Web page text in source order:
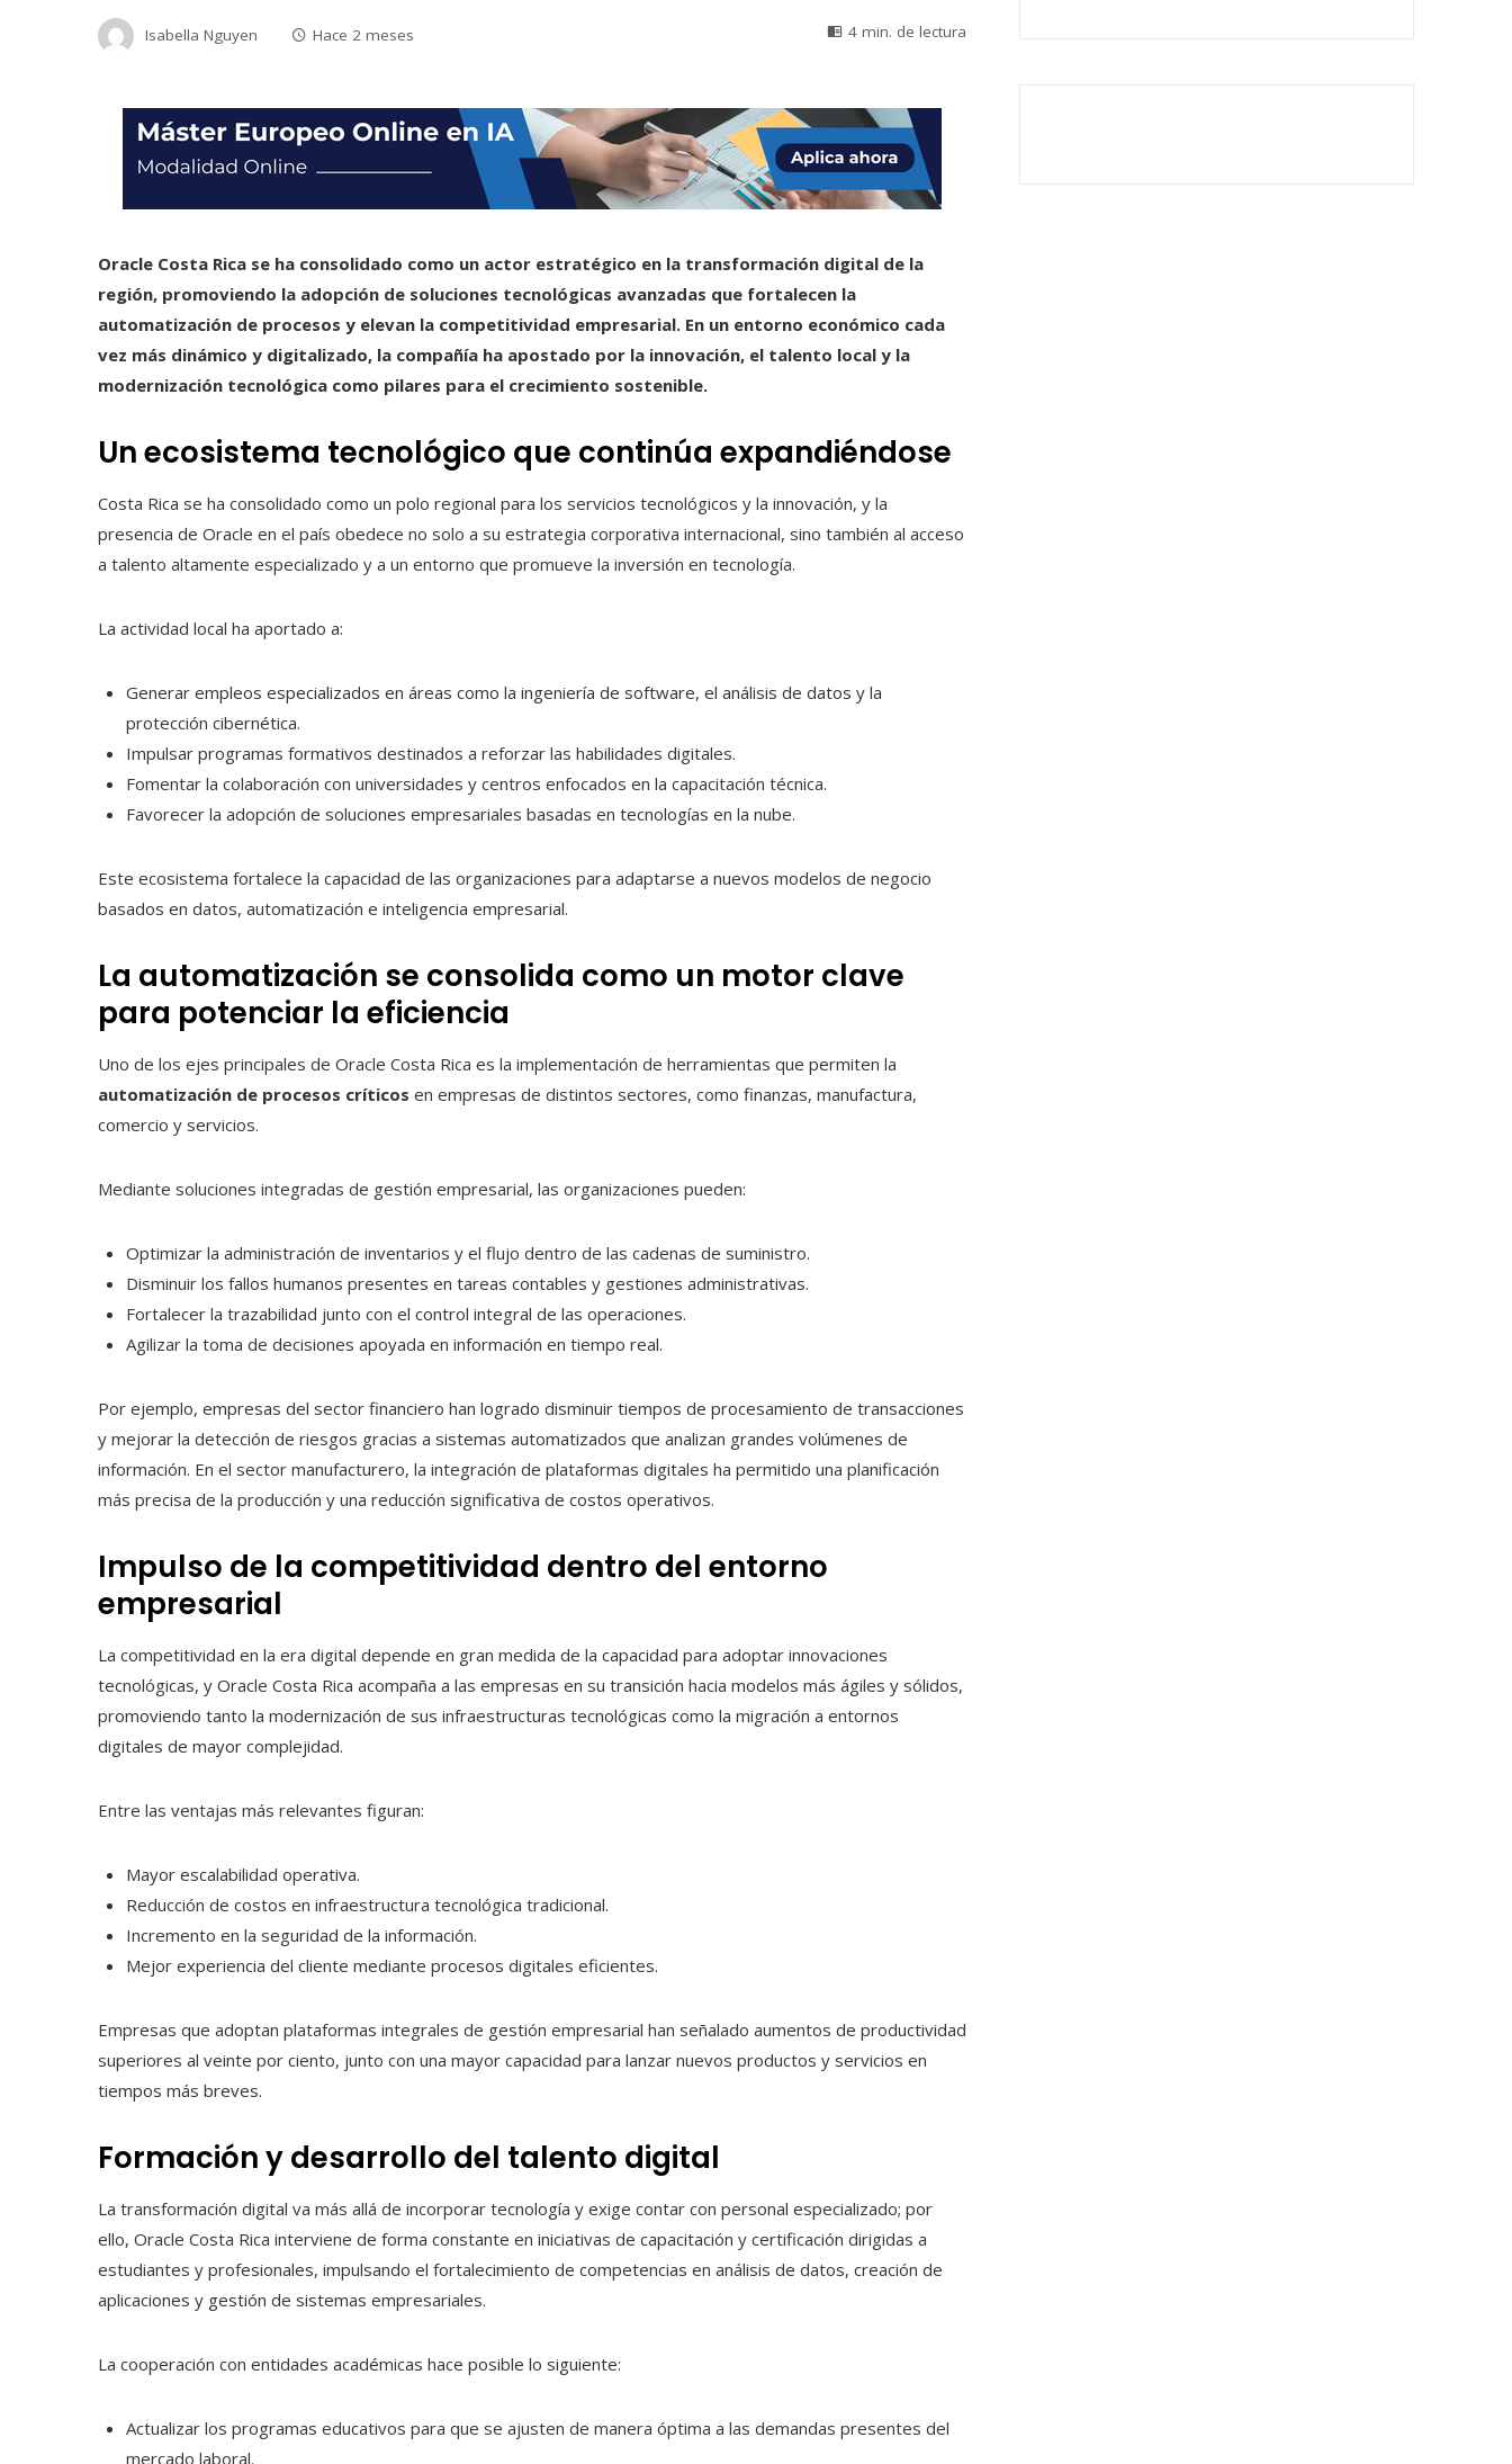
Isabella Nguyen Hace 2 meses 4 min. de lectura
Oracle Costa Rica se ha consolidado como un actor estratégico en la transformación digital de la
región, promoviendo la adopción de soluciones tecnológicas avanzadas que fortalecen la
automatización de procesos y elevan la competitividad empresarial. En un entorno económico cada
vez más dinámico y digitalizado, la compañía ha apostado por la innovación, el talento local y la
modernización tecnológica como pilares para el crecimiento sostenible.
Un ecosistema tecnológico que continúa expandiéndose
Costa Rica se ha consolidado como un polo regional para los servicios tecnológicos y la innovación, y la
presencia de Oracle en el país obedece no solo a su estrategia corporativa internacional, sino también al acceso
a talento altamente especializado y a un entorno que promueve la inversión en tecnología.
La actividad local ha aportado a:
Generar empleos especializados en áreas como la ingeniería de software, el análisis de datos y la
protección cibernética.
Impulsar programas formativos destinados a reforzar las habilidades digitales.
Fomentar la colaboración con universidades y centros enfocados en la capacitación técnica.
Favorecer la adopción de soluciones empresariales basadas en tecnologías en la nube.
Este ecosistema fortalece la capacidad de las organizaciones para adaptarse a nuevos modelos de negocio
basados en datos, automatización e inteligencia empresarial.
La automatización se consolida como un motor clave
para potenciar la eficiencia
Uno de los ejes principales de Oracle Costa Rica es la implementación de herramientas que permiten la
automatización de procesos críticos en empresas de distintos sectores, como finanzas, manufactura,
comercio y servicios.
Mediante soluciones integradas de gestión empresarial, las organizaciones pueden:
Optimizar la administración de inventarios y el flujo dentro de las cadenas de suministro.
Disminuir los fallos humanos presentes en tareas contables y gestiones administrativas.
Fortalecer la trazabilidad junto con el control integral de las operaciones.
Agilizar la toma de decisiones apoyada en información en tiempo real.
Por ejemplo, empresas del sector financiero han logrado disminuir tiempos de procesamiento de transacciones
y mejorar la detección de riesgos gracias a sistemas automatizados que analizan grandes volúmenes de
información. En el sector manufacturero, la integración de plataformas digitales ha permitido una planificación
más precisa de la producción y una reducción significativa de costos operativos.
Impulso de la competitividad dentro del entorno
empresarial
La competitividad en la era digital depende en gran medida de la capacidad para adoptar innovaciones
tecnológicas, y Oracle Costa Rica acompaña a las empresas en su transición hacia modelos más ágiles y sólidos,
promoviendo tanto la modernización de sus infraestructuras tecnológicas como la migración a entornos
digitales de mayor complejidad.
Entre las ventajas más relevantes figuran:
Mayor escalabilidad operativa.
Reducción de costos en infraestructura tecnológica tradicional.
Incremento en la seguridad de la información.
Mejor experiencia del cliente mediante procesos digitales eficientes.
Empresas que adoptan plataformas integrales de gestión empresarial han señalado aumentos de productividad
superiores al veinte por ciento, junto con una mayor capacidad para lanzar nuevos productos y servicios en
tiempos más breves.
Formación y desarrollo del talento digital
La transformación digital va más allá de incorporar tecnología y exige contar con personal especializado; por
ello, Oracle Costa Rica interviene de forma constante en iniciativas de capacitación y certificación dirigidas a
estudiantes y profesionales, impulsando el fortalecimiento de competencias en análisis de datos, creación de
aplicaciones y gestión de sistemas empresariales.
La cooperación con entidades académicas hace posible lo siguiente:
Actualizar los programas educativos para que se ajusten de manera óptima a las demandas presentes del
mercado laboral.